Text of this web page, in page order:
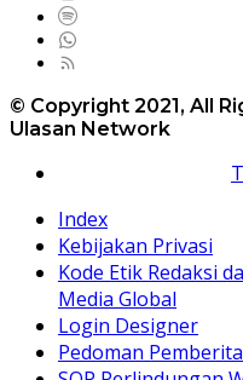
© Copyright 2021, All
Ulasan Network
Index
Kebijakan Privasi
Kode Etik Redaksi
Media Global
Login Designer
Pedoman